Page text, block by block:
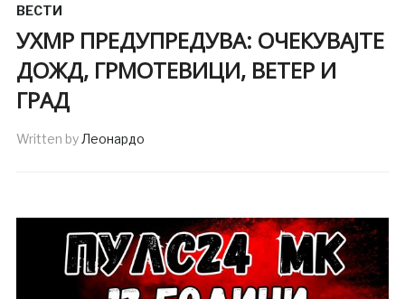
ВЕСТИ
УХМР ПРЕДУПРЕДУВА: ОЧЕКУВАЈТЕ
ДОЖД, ГРМОТЕВИЦИ, ВЕТЕР И
ГРАД
Written byЛеонардо